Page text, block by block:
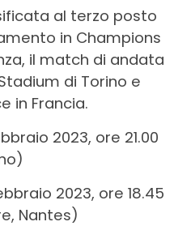
al terzo posto
in Champions
il match di andata
di Torino e
in Francia.
2023, ore 21.00
2023, ore 18.45
Nantes)